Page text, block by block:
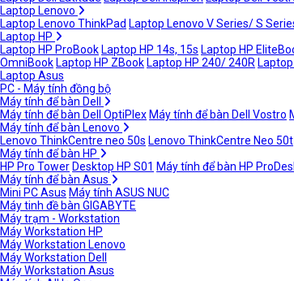
Laptop Lenovo
Laptop Lenovo ThinkPad Laptop Lenovo V Series/ S
Laptop HP
Laptop HP ProBook Laptop HP 14s, 15s Laptop HP
OmniBook Laptop HP ZBook Laptop HP 240/ 240R
Laptop Asus
PC - Máy tính đồng bộ
Máy tính để bàn Dell
Máy tính để bàn Dell OptiPlex Máy tính để bàn Dell Vostro
Máy tính để bàn Lenovo
Lenovo ThinkCentre neo 50s Lenovo ThinkCentre Neo 50t
Máy tính để bàn HP
HP Pro Tower Desktop HP S01 Máy tính để bàn HP
Máy tính để bàn Asus
Mini PC Asus Máy tính ASUS NUC
Máy tinh đề bàn GIGABYTE
Máy trạm - Workstation
Máy Workstation HP
Máy Workstation Lenovo
Máy Workstation Dell
Máy Workstation Asus